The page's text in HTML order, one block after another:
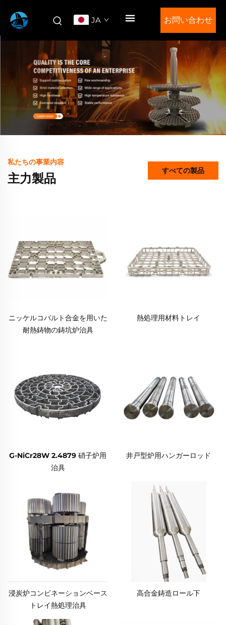
JA お問い合わせ
私たちの事業内容
主力製品
すべての製品
ニッケルコバルト合金を用いた
耐熱鋳物の鋳坑炉治具
熱処理用材料トレイ
G-NiCr28W 2.4879 硝子炉用
治具
井戸型炉用ハンガーロッド
浸炭炉コンビネーションベース
トレイ熱処理治具
高合金鋳造ロール下